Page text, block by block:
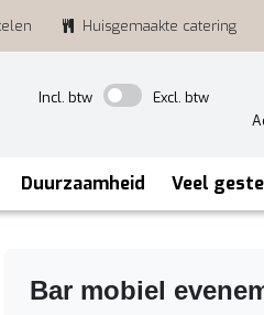
Huisgemaakte catering
Incl. btw
Excl. btw
Duurzaamheid Veel
Bar mobiel